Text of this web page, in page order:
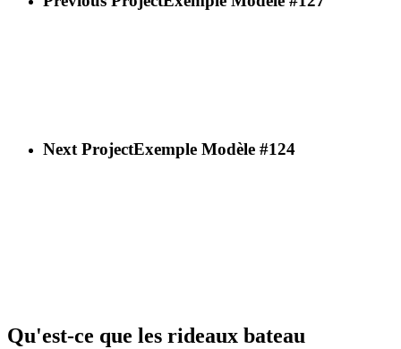
Next ProjectExemple Modèle #124
Qu'est-ce que les rideaux bateau